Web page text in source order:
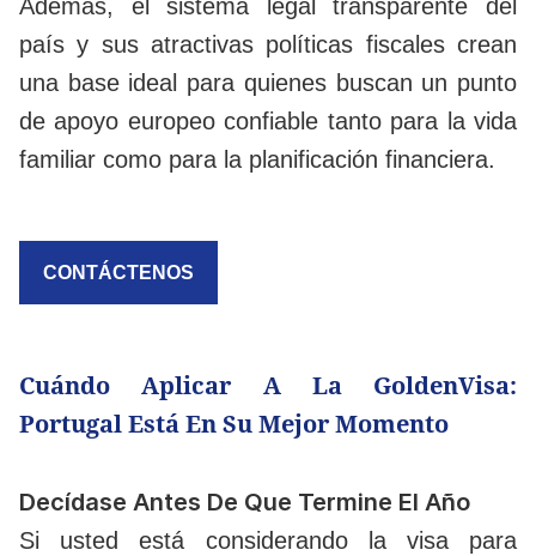
Además, el sistema legal transparente del
país y sus atractivas políticas fiscales crean
una base ideal para quienes buscan un punto
de apoyo europeo confiable tanto para la vida
familiar como para la planificación financiera.
CONTÁCTENOS
Cuándo Aplicar A La GoldenVisa:
Portugal Está En Su Mejor Momento
Decídase Antes De Que Termine El Año
Si usted está considerando la visa para